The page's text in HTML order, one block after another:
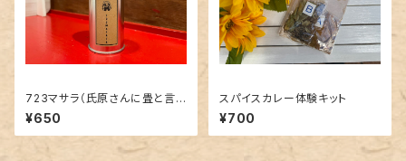
723マサラ（氏原さんに畳と言
われたスパイス）
¥650
スパイスカレー体験キット
¥700